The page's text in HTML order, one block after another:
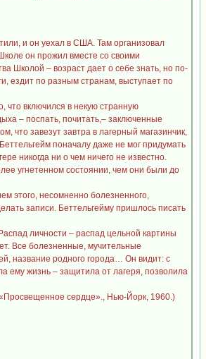
и он уехал в США. Там организовал
он прожил вместе со своими
Школой – возраст дает о себе знать, но по-
ездит по разным странам, выступает по
что включился в некую странную
– поспать, почитать,– заключенные
что завезут завтра в лагерный магазинчик,
поначалу даже не мог придумать
никогда ни о чем ничего не известно.
угнетенном состоянии, чем они были до
этого, несомненно болезненного,
записи. Беттельгейму пришлось писать
личности – распад цельной картины
Все болезненные, мучительные
название родного города… Он видит: с
ему жизнь – защитила от лагеря, позволила
«Просвещенное сердце»., Нью-Йорк, 1960.)